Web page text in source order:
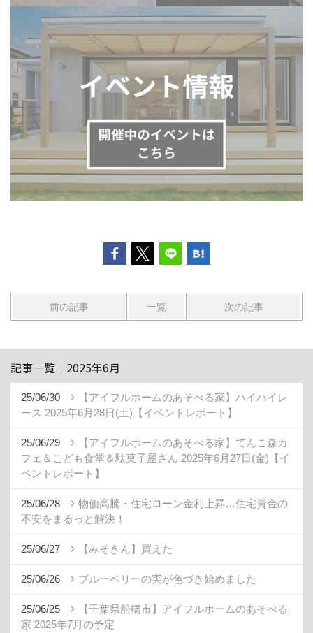
前の記事 一覧 次の記事
記事一覧｜2025年6月
25/06/30
【アイフルホームのあそべる家】ハイハイレ
ース 2025年6月28日(土)【イベントレポート】
25/06/29
【アイフルホームのあそべる家】てんこ森カ
フェ＆こども食堂＆駄菓子屋さん 2025年6月27日(金)【イ
ベントレポート】
25/06/28
物価高騰・住宅ローン金利上昇…住宅資金の
不安をまるっと解決！
25/06/27 【みそきん】買えた
25/06/26 ブルーベリーの実が色づき始めました
25/06/25
【千葉県船橋市】アイフルホームのあそべる
家 2025年7月の予定